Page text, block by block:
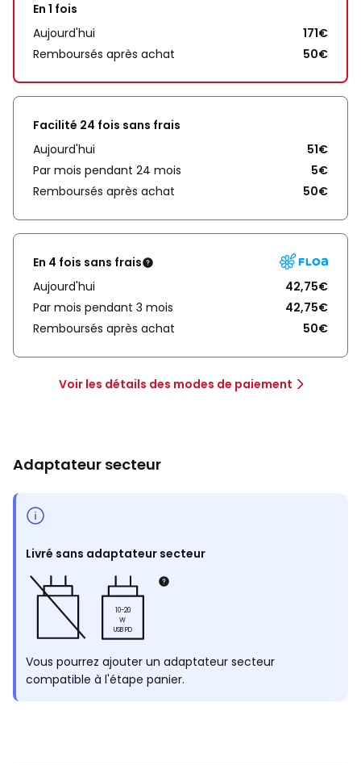
En 1 fois
Aujourd'hui
171€
Remboursés après achat
50€
Facilité 24 fois sans frais
Aujourd'hui
51€
Par mois pendant 24 mois
5€
Remboursés après achat
50€
En 4 fois sans frais
Aujourd'hui
42,75€
Par mois pendant 3 mois
42,75€
Remboursés après achat
50€
Voir les détails des modes de paiement
Adaptateur secteur
Livré sans adaptateur secteur
10-20
W
USB PD
Vous pourrez ajouter un adaptateur secteur
compatible à l'étape panier.